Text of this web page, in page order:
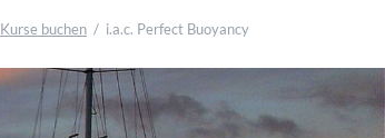
Kurse buchen i.a.c. Perfect Buoyancy